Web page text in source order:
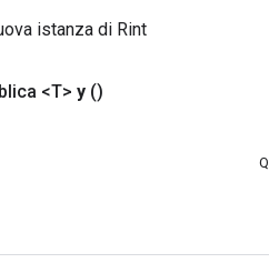
istanza di Rint
<T> y ()